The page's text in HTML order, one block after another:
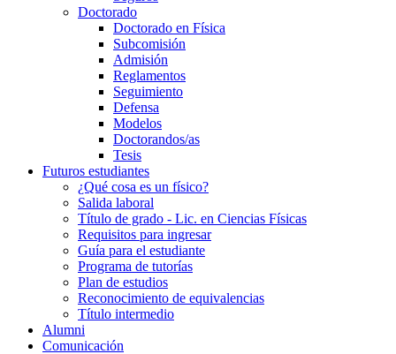
Doctorado
Doctorado en Física
Subcomisión
Admisión
Reglamentos
Seguimiento
Defensa
Modelos
Doctorandos/as
Tesis
Futuros estudiantes
¿Qué cosa es un físico?
Salida laboral
Título de grado - Lic. en Ciencias Físicas
Requisitos para ingresar
Guía para el estudiante
Programa de tutorías
Plan de estudios
Reconocimiento de equivalencias
Título intermedio
Alumni
Comunicación